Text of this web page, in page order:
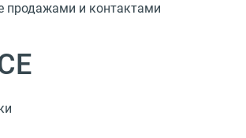
продажами и контактами